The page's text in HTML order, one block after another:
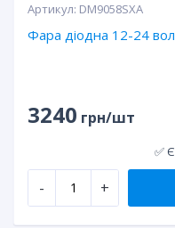
Артикул: DM9058SXA
Фара діодна 12-24
3240 грн/шт
✅
- +